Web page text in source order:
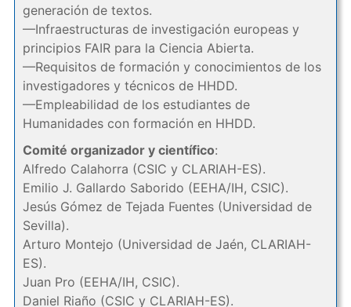
generación de textos.
—Infraestructuras de investigación europeas y
principios FAIR para la Ciencia Abierta.
—Requisitos de formación y conocimientos de los
investigadores y técnicos de HHDD.
—Empleabilidad de los estudiantes de
Humanidades con formación en HHDD.
Comité organizador y científico:
Alfredo Calahorra (CSIC y CLARIAH-ES).
Emilio J. Gallardo Saborido (EEHA/IH, CSIC).
Jesús Gómez de Tejada Fuentes (Universidad de
Sevilla).
Arturo Montejo (Universidad de Jaén, CLARIAH-
ES).
Juan Pro (EEHA/IH, CSIC).
Daniel Riaño (CSIC y CLARIAH-ES).